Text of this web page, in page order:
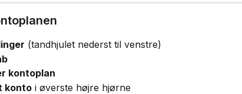
(tandhjulet nederst til venstre)
kontoplan
konto i øverste højre hjørne